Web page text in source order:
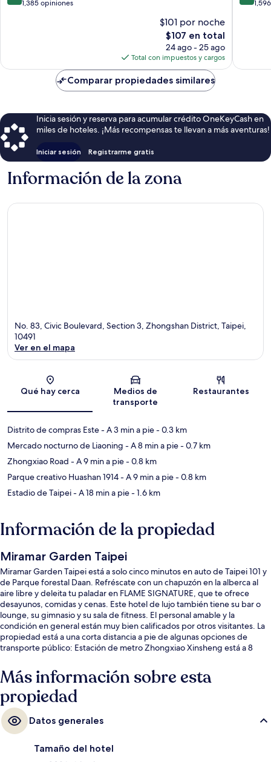
de 1,385 opiniones
$101 por noche
El
precio
actual
es
de
$107
$107 en total
24 ago - 25 ago
Total con impuestos y cargos
de
Comparar propiedades similares
Inicia sesión y reserva para acumular crédito OneKeyCash en
miles de hoteles. ¡Más recompensas te llevan a más aventuras!
Iniciar sesión Registrarme gratis
Información de la zona
No. 83, Civic Boulevard, Section 3, Zhongshan District, Taipei,
10491
Ver en el mapa
Qué hay cerca
Medios de
transporte
Restaurantes
Distrito de compras Este- A 3 min a pie- 0.3 km
Mercado nocturno de Liaoning - A 8 min a pie- 0.7 km
Zhongxiao Road - A 9 min a pie- 0.8 km
Parque creativo Huashan 1914- A 9 min a pie- 0.8 km
Estadio de Taipei- A 18 min a pie- 1.6 km
Información de la propiedad
Miramar Garden Taipei
Miramar Garden Taipei está a solo cinco minutos en auto de Taipei 101 y
de Parque forestal Daan. Refréscate con un chapuzón en la alberca al
aire libre y deleita tu paladar en FLAME SIGNATURE, que te ofrece
desayunos, comidas y cenas. Este hotel de lujo también tiene su bar o
lounge, su gimnasio y su sala de fitness. El personal amable y la
condición en general están muy bien calificados por otros visitantes. La
propiedad está a una corta distancia a pie de algunas opciones de
transporte público: Estación de metro Zhongxiao Xinsheng está a 8
Más información sobre esta
propiedad
Datos generales
Tamaño del hotel